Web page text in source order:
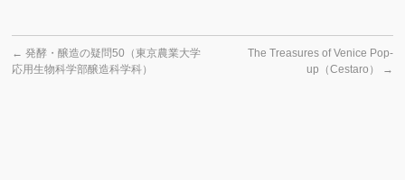
← 発酵・醸造の疑問50（東京農業大学
応用生物科学部醸造科学科）
The Treasures of Venice Pop-
up（Cestaro）
→